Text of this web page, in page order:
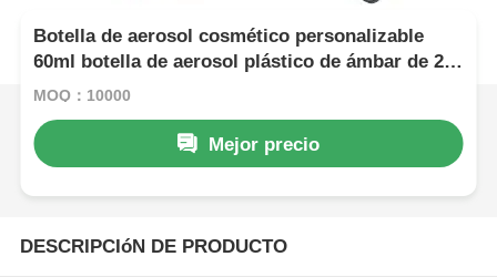
Botella de aerosol cosmético personalizable
60ml botella de aerosol plástico de ámbar de 2
oz
MOQ：10000
Mejor precio
DESCRIPCIóN DE PRODUCTO